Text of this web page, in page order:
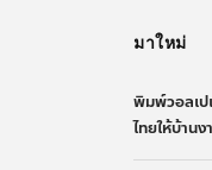
มาใหม่
พิมพ์วอลเป
ไทยให้บ้านง